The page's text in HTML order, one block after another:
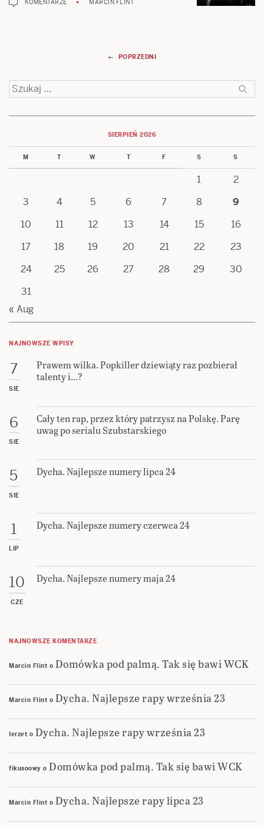
KOMENTARZE MARCIN FLINT
wpisów
← POPRZEDNI
Szukaj:
SIERPIEŃ 2026
M T W T F S S
1
2
3
4 5 6 7 8
9
10
11 12 13 14 15
16
17
18 19 20 21 22
23
24
25 26 27 28 29
30
31
« Aug
NAJNOWSZE WPISY
7
SIE
Prawem wilka. Popkiller dziewiąty raz pozbierał
talenty i…?
6
SIE
Cały ten rap, przez który patrzysz na Polskę. Parę
uwag po serialu Szubstarskiego
5
SIE
Dycha. Najlepsze numery lipca 24
1
LIP
Dycha. Najlepsze numery czerwca 24
10
CZE
Dycha. Najlepsze numery maja 24
NAJNOWSZE KOMENTARZE
Marcin Flint o Domówka pod palmą. Tak się bawi WCK
Marcin Flint o Dycha. Najlepsze rapy września 23
Ierzet o Dycha. Najlepsze rapy września 23
fikusoowy o Domówka pod palmą. Tak się bawi WCK
Marcin Flint o Dycha. Najlepsze rapy lipca 23